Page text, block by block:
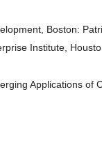
Boston:
Institute,
Applications of